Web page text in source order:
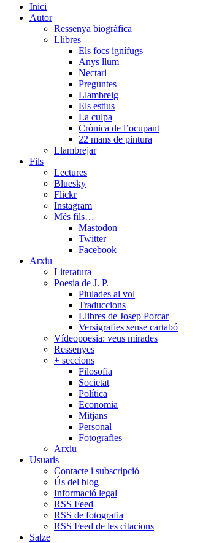
search
Menu
Inici
Autor
Ressenya biogràfica
Llibres
Els focs ignífugs
Anys llum
Nectari
Preguntes
Llambreig
Els estius
La culpa
Crònica de l’ocupant
22 mans de pintura
Llambrejar
Fils
Lectures
Bluesky
Flickr
Instagram
Més fils…
Mastodon
Twitter
Facebook
Arxiu
Literatura
Poesia de J. P.
Piulades al vol
Traduccions
Llibres de Josep Porcar
Versigrafies sense cartabó
Vídeopoesia: veus mirades
Ressenyes
+ seccions
Filosofia
Societat
Política
Economia
Mitjans
Personal
Fotografies
Arxiu
Usuaris
Contacte i subscripció
Ús del blog
Informació legal
RSS Feed
RSS de fotografia
RSS Feed de les citacions
Salze